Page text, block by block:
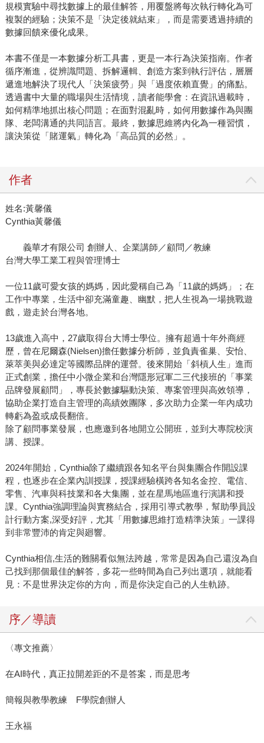
規模實驗中尋找數據上的最佳解答，用覆盤將每次執行轉化為可
複製的經驗；決策不是「決定後就結束」，而是需要透過持續的
數據回饋來優化成果。
本書不僅是一本數據分析工具書，更是一本行為決策指南。作者
循序漸進，從辨識問題、拆解邏輯、創造方案到執行評估，層層
遞進地解決了現代人「決策疲勞」與「過度依賴直覺」的痛點。
透過書中大量的職場與生活情境，讀者能學會：在資訊過載時，
如何精準地抓出核心問題；在面對混亂時，如何用數據作為與團
隊、老闆溝通的共同語言。最終，數據思維將內化為一種習慣，
讓決策從「賭運氣」轉化為「高品質的必然」。
作者
姓名:黃馨儀
Cynthia黃馨儀
義華才有限公司 創辦人、企業講師／顧問／教練
台灣大學工業工程與管理博士
一位11歲可愛女孩的媽媽，因此愛稱自己為「11歲的媽媽」；在
工作中專業，生活中卻充滿童趣、幽默，把人生視為一場挑戰遊
戲，遊走於台灣各地。
13歲進入高中，27歲取得台大博士學位。擁有超過十年外商經
歷，曾在尼爾森(Nielsen)擔任數據分析師，並負責雀巢、安怡、
萊萃美與必達定等國際品牌的運營。後來開始「斜槓人生」進而
正式創業，擔任中小微企業和台灣隱形冠軍二三代接班的「事業
品牌發展顧問」，專長於數據驅動決策、專案管理與高效領導，
協助企業打造自主管理的高績效團隊，多次助力企業一年內成功
轉虧為盈或成長翻倍。
除了顧問事業發展，也應邀到各地開立公開班，並到大專院校演
講、授課。
2024年開始，Cynthia除了繼續跟各知名平台與集團合作開設課
程，也逐步在企業內訓授課，授課經驗橫跨各知名金控、電信、
零售、汽車與科技業和各大集團，並在星馬地區進行演講和授
課。Cynthia強調理論與實務結合，採用引導式教學，幫助學員設
計行動方案,深受好評，尤其「用數據思維打造精準決策」一課得
到非常豐沛的肯定與廻響。
Cynthia相信,生活的難關看似無法跨越，常常是因為自己還沒為自
己找到那個最佳的解答，多花一些時間為自己列出選項，就能看
見：不是世界決定你的方向，而是你決定自己的人生軌跡。
序／導讀
〈專文推薦〉
在AI時代，真正拉開差距的不是答案，而是思考
簡報與教學教練 F學院創辦人
王永福